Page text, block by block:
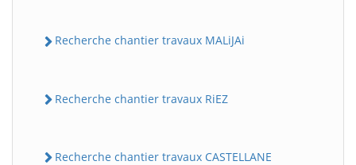
Recherche chantier travaux MALiJAi
Recherche chantier travaux RiEZ
Recherche chantier travaux CASTELLANE